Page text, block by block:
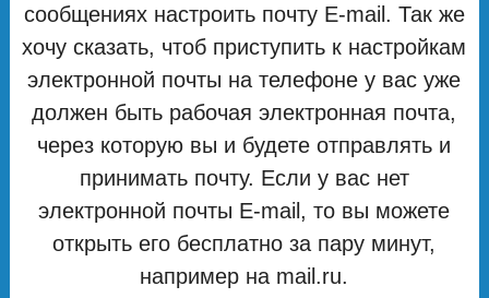
сообщениях настроить почту E-mail. Так же
хочу сказать, чтоб приступить к настройкам
электронной почты на телефоне у вас уже
должен быть рабочая электронная почта,
через которую вы и будете отправлять и
принимать почту. Если у вас нет
электронной почты E-mail, то вы можете
открыть его бесплатно за пару минут,
например на mail.ru.